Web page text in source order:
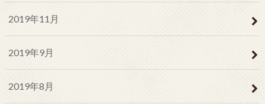
2019年11月
2019年9月
2019年8月